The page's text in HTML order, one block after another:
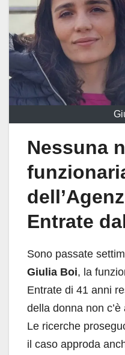
Nessuna
Entrate
Sono passate
Giulia Boi, la
Entrate di 41 anni
della donna non
Le ricerche
il caso approda